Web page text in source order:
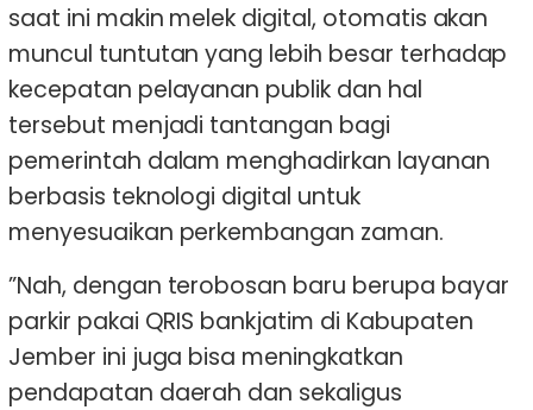
saat ini makin melek digital, otomatis akan
muncul tuntutan yang lebih besar terhadap
kecepatan pelayanan publik dan hal
tersebut menjadi tantangan bagi
pemerintah dalam menghadirkan layanan
berbasis teknologi digital untuk
menyesuaikan perkembangan zaman.
”Nah, dengan terobosan baru berupa bayar
parkir pakai QRIS bankjatim di Kabupaten
Jember ini juga bisa meningkatkan
pendapatan daerah dan sekaligus